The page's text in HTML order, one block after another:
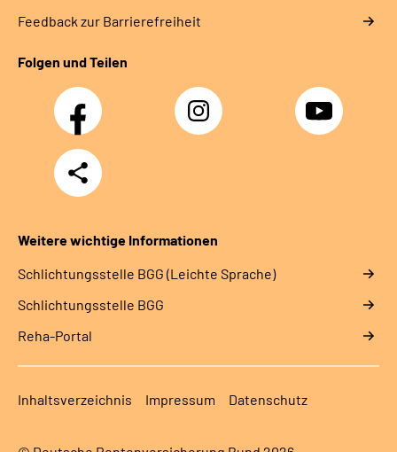
Feedback zur Barrierefreiheit
Folgen und Teilen
Facebook Instagram YouTube
Teilen
Weitere wichtige Informationen
Schlich­tungs­stel­le BGG (Leichte Sprache)
Schlich­tungs­stel­le BGG
Reha-Portal
Inhaltsverzeichnis Impressum Datenschutz